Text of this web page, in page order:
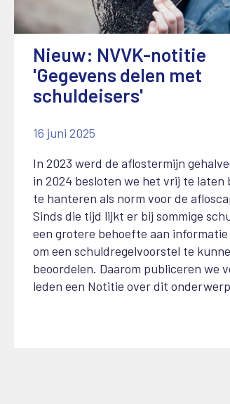
Nieuw: NVVK-notitie
'Gegevens delen met
schuldeisers'
16 juni 2025
In 2023 werd de aflostermijn
in 2024 besloten we het vrij te laten
te hanteren als norm voor de
Sinds die tijd lijkt er bij sommige
een grotere behoefte aan
om een schuldregelvoorstel te
beoordelen. Daarom publiceren we
leden een Notitie over dit